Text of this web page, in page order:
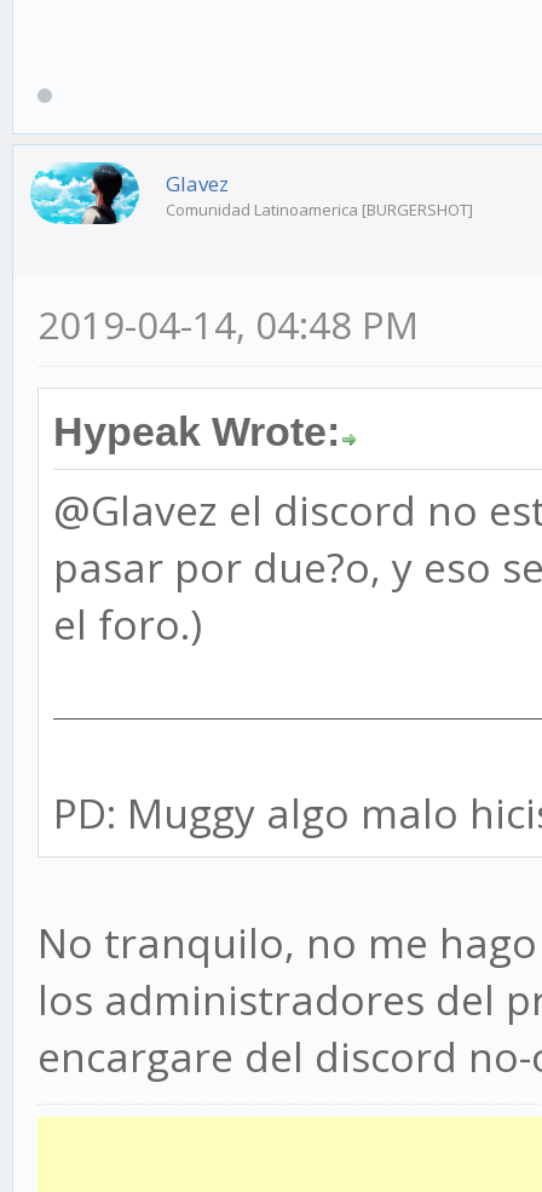
Glavez
Comunidad Latinoamerica [BURGERSHOT]
2019-04-14, 04:48 PM
Hypeak Wrote:
@Glavez el discord no
pasar por due?o, y eso
el foro.)
PD: Muggy algo malo
No tranquilo, no me
los administradores del
encargare del discord